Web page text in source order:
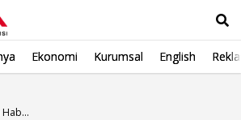
Ekonomi Kurumsal English
Politika Haberleri